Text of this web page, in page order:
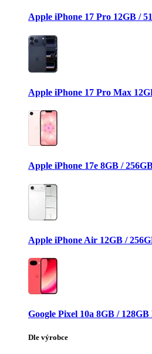
Apple iPhone 17 Pro 12GB /
Apple iPhone 17 Pro Max
Apple iPhone 17e 8GB /
Apple iPhone Air 12GB /
Google Pixel 10a 8GB /
Dle výrobce